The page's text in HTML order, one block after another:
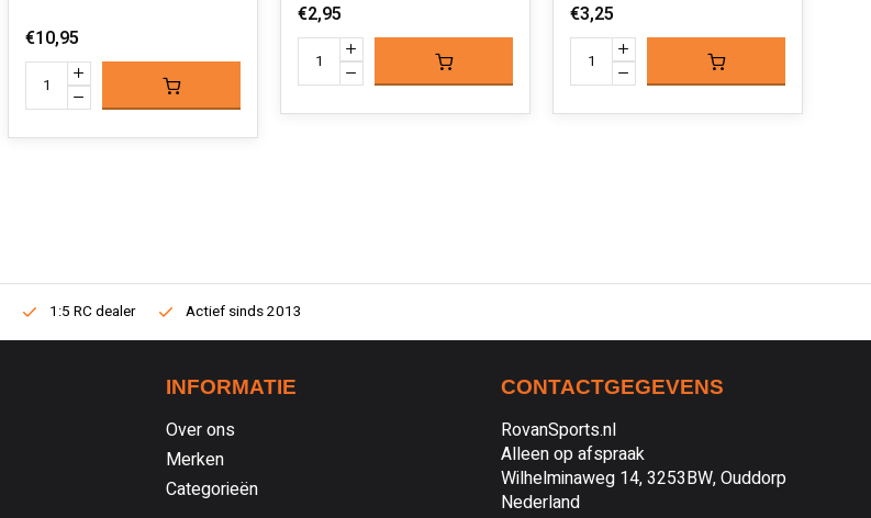
€10,95
€2,95 €3,25
1:5 RC dealer Actief sinds 2013
INFORMATIE
Over ons
Merken
Categorieën
CONTACTGEGEVENS
RovanSports.nl
Alleen op afspraak
Wilhelminaweg 14, 3253BW, Ouddorp
Nederland